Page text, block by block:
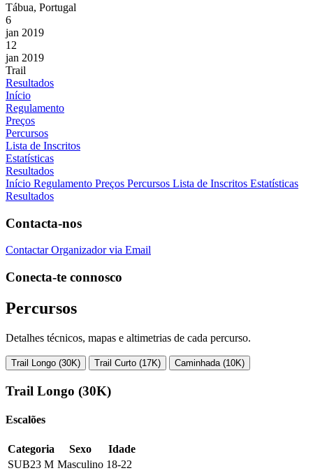
Tábua, Portugal
6
jan 2019
12
jan 2019
Trail
Resultados
Início
Regulamento
Preços
Percursos
Lista de Inscritos
Estatísticas
Resultados
Início Regulamento Preços Percursos Lista de Inscritos Estatísticas
Resultados
Contacta-nos
Contactar Organizador via Email
Conecta-te connosco
Percursos
Detalhes técnicos, mapas e altimetrias de cada percurso.
Trail Longo (30K) Trail Curto (17K) Caminhada (10K)
Trail Longo (30K)
Escalões
Categoria Sexo
Idade
SUB23 M Masculino 18-22